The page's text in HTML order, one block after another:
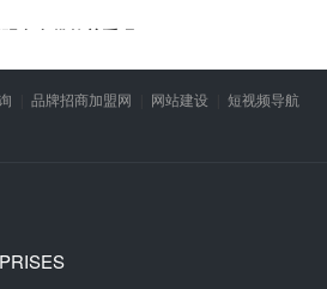
存在借款关系吗？
以免将来离婚或一方死亡是产生争议。
品牌招商加盟网 网站建设
短视频导航